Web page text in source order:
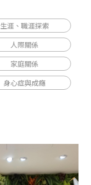
生涯、職涯探索
人際關係
家庭關係
身心症與成癮